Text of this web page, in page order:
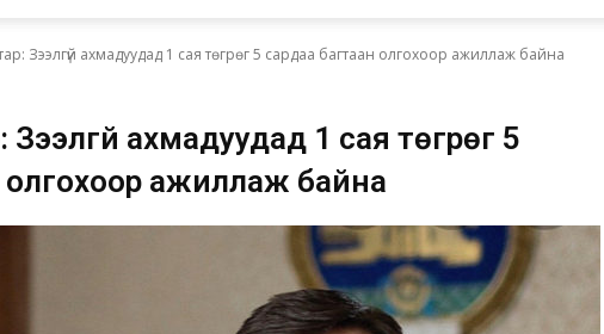
Зээлгүй ахмадуудад 1 сая төгрөг 5 сардаа багтаан олгохоор ажиллаж байна
ахмадуудад 1 сая төгрөг 5
олгохоор ажиллаж байна